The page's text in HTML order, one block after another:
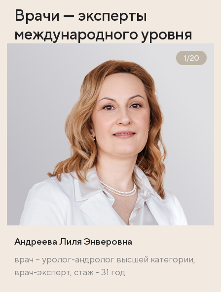
Врачи — эксперты
международного уровня
1/20
Андреева Лиля Энверовна
врач – уролог-андролог высшей категории,
врач-эксперт, стаж - 31 год